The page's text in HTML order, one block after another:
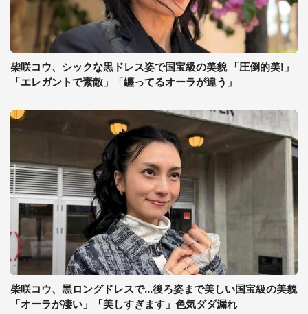
柴咲コウ、シックな黒ドレス姿で国宝級の美貌 「圧倒的美!」
「エレガントで素敵」「纏ってるオーラが違う」
柴咲コウ、黒ロングドレスで...後ろ姿まで美しい国宝級の美貌
「オーラが凄い」「美しすぎます」色気ダダ漏れ